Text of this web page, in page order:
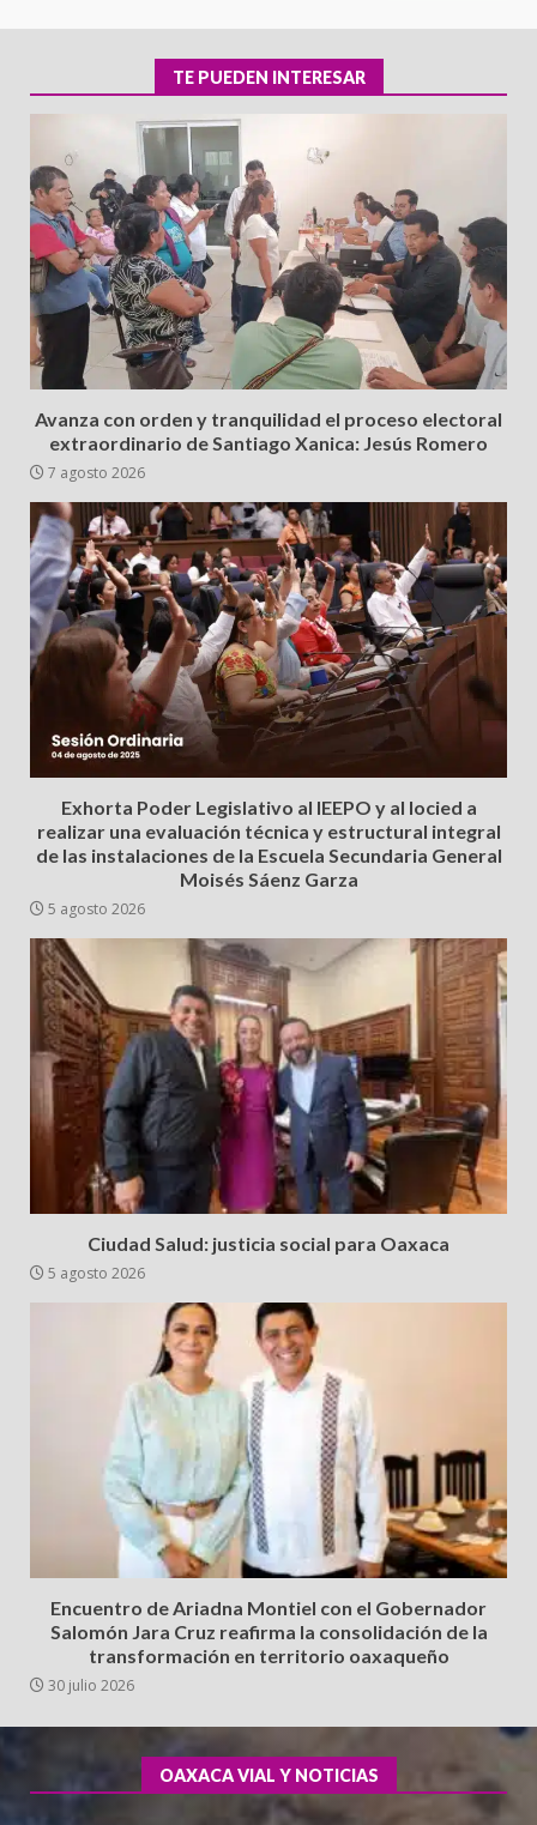
TE PUEDEN INTERESAR
Avanza con orden y tranquilidad el proceso electoral
extraordinario de Santiago Xanica: Jesús Romero
7 agosto 2026
Exhorta Poder Legislativo al IEEPO y al Iocied a
realizar una evaluación técnica y estructural integral
de las instalaciones de la Escuela Secundaria General
Moisés Sáenz Garza
5 agosto 2026
Ciudad Salud: justicia social para Oaxaca
5 agosto 2026
Encuentro de Ariadna Montiel con el Gobernador
Salomón Jara Cruz reafirma la consolidación de la
transformación en territorio oaxaqueño
30 julio 2026
OAXACA VIAL Y NOTICIAS